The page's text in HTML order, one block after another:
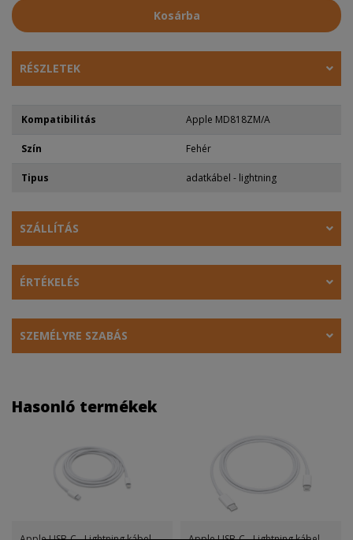
Kosárba
RÉSZLETEK
Kompatibilitás Apple MD818ZM/A
Szín Fehér
Tipus adatkábel - lightning
SZÁLLÍTÁS
ÉRTÉKELÉS
SZEMÉLYRE SZABÁS
Hasonló termékek